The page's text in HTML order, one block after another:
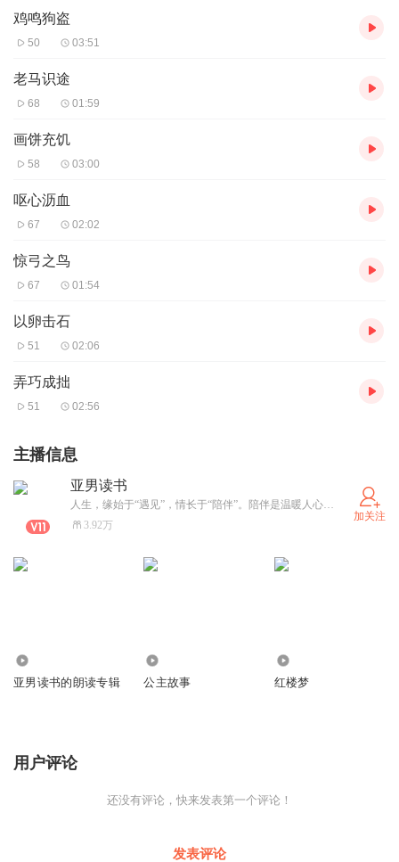
鸡鸣狗盗
50 03:51
老马识途
68 01:59
画饼充饥
58 03:00
呕心沥血
67 02:02
惊弓之鸟
67 01:54
以卵击石
51 02:06
弄巧成拙
51 02:56
主播信息
亚男读书
人生，缘始于“遇见”，情长于“陪伴”。陪伴是温暖人心的力量;陪伴是最长情的告白;陪伴是我能给你最好的礼物。陪伴，不喧哗，自有声！
3.92万
加关注
亚男读书的朗读专辑 公主故事 红楼梦
用户评论
还没有评论，快来发表第一个评论！
发表评论